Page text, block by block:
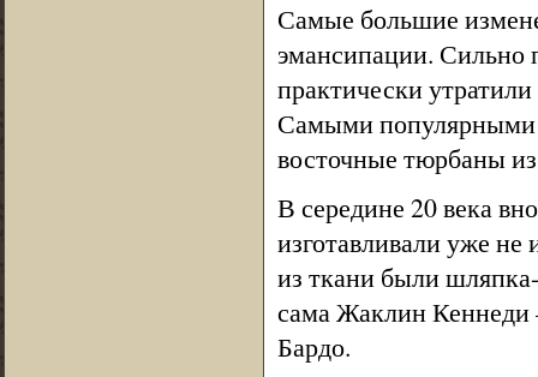
Самые большие
эмансипации. Сильно
практически
Самыми
восточные тюрбаны
В середине 20 века
изготавливали уже
из ткани были
сама Жаклин Кеннеди
Бардо.